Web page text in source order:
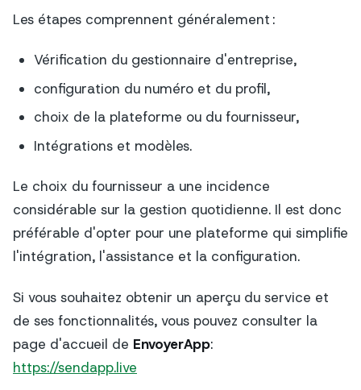
Les étapes comprennent généralement :
Vérification du gestionnaire d'entreprise,
configuration du numéro et du profil,
choix de la plateforme ou du fournisseur,
Intégrations et modèles.
Le choix du fournisseur a une incidence
considérable sur la gestion quotidienne. Il est donc
préférable d'opter pour une plateforme qui simplifie
l'intégration, l'assistance et la configuration.
Si vous souhaitez obtenir un aperçu du service et
de ses fonctionnalités, vous pouvez consulter la
page d'accueil de EnvoyerApp:
https://sendapp.live